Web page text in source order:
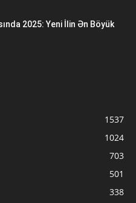
2025: Yeni İlin Ən Böyük
1537
1024
703
501
338